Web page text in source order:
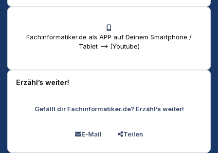
Fachinformatiker.de als APP auf Deinem Smartphone /
Tablet --> (Youtube)
Erzähl’s weiter!
Gefällt dir Fachinformatiker.de? Erzähl’s weiter!
E-Mail Teilen